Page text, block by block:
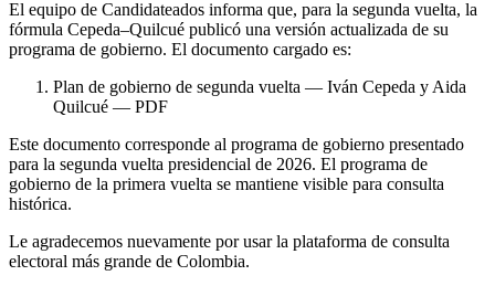
El equipo de Candidateados informa que, para la segunda vuelta, la
fórmula Cepeda–Quilcué publicó una versión actualizada de su
programa de gobierno. El documento cargado es:
Plan de gobierno de segunda vuelta — Iván Cepeda y Aida
Quilcué — PDF
Este documento corresponde al programa de gobierno presentado
para la segunda vuelta presidencial de 2026. El programa de
gobierno de la primera vuelta se mantiene visible para consulta
histórica.
Le agradecemos nuevamente por usar la plataforma de consulta
electoral más grande de Colombia.